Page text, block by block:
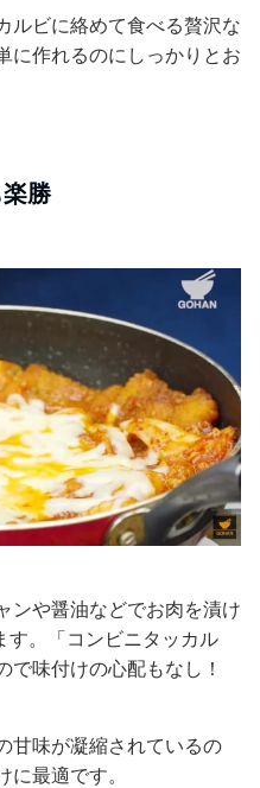
ルビに絡めて食べる贅沢な
に作れるのにしっかりとお
勝
ンや醤油などでお肉を漬け
。「コンビニタッカル
で味付けの心配もなし！
甘味が凝縮されているの
最適です。